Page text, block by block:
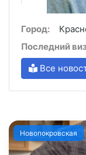
Город:
Последний
Все
Новопокровская